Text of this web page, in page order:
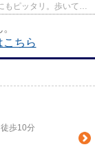
もピッタリ。歩いても
こちら
徒歩10分